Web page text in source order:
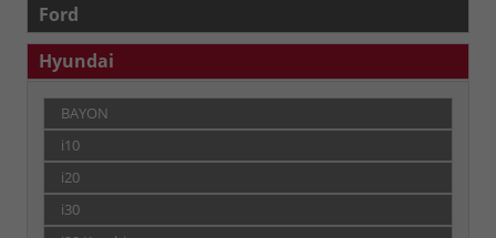
Ford
Hyundai
BAYON
i10
i20
i30